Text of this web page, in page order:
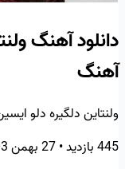
دانلود آهنگ
آهنگ
ولنتاین دلگیره دلو
445 بازدید
•27 بهمن 1403